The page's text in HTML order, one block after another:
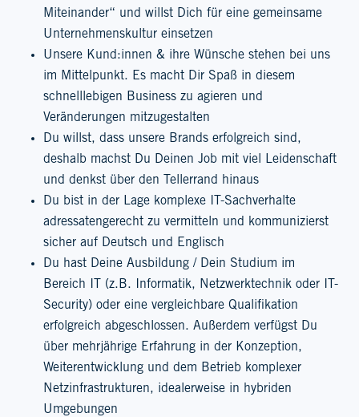
Miteinander“ und willst Dich für eine gemeinsame
Unternehmenskultur einsetzen
Unsere Kund:innen & ihre Wünsche stehen bei uns
im Mittelpunkt. Es macht Dir Spaß in diesem
schnelllebigen Business zu agieren und
Veränderungen mitzugestalten
Du willst, dass unsere Brands erfolgreich sind,
deshalb machst Du Deinen Job mit viel Leidenschaft
und denkst über den Tellerrand hinaus
Du bist in der Lage komplexe IT-Sachverhalte
adressatengerecht zu vermitteln und kommunizierst
sicher auf Deutsch und Englisch
Du hast Deine Ausbildung / Dein Studium im
Bereich IT (z.B. Informatik, Netzwerktechnik oder IT-
Security) oder eine vergleichbare Qualifikation
erfolgreich abgeschlossen. Außerdem verfügst Du
über mehrjährige Erfahrung in der Konzeption,
Weiterentwicklung und dem Betrieb komplexer
Netzinfrastrukturen, idealerweise in hybriden
Umgebungen